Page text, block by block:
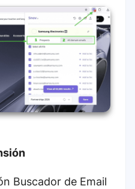
Buscador de Email